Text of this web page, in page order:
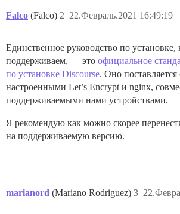
Falco (Falco) 22.Февраль.2021 16:49:19
2
Единственное руководство по установке,
поддерживаем, — это официальное
по установке Discourse. Оно
настроенными Let’s Encrypt и nginx,
поддерживаемыми нами устройствами.
Я рекомендую как можно скорее
на поддерживаемую версию.
marianord (Mariano Rodriguez) 3